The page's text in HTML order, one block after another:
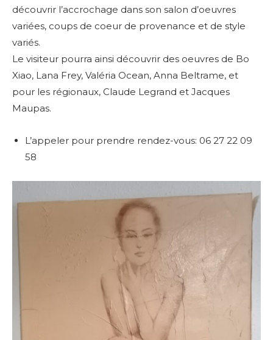
découvrir l’accrochage dans son salon d’oeuvres
variées, coups de coeur de provenance et de style
variés.
Le visiteur pourra ainsi découvrir des oeuvres de Bo
Xiao, Lana Frey, Valéria Ocean, Anna Beltrame, et
pour les régionaux, Claude Legrand et Jacques
Maupas.
L’appeler pour prendre rendez-vous: 06 27 22 09
58